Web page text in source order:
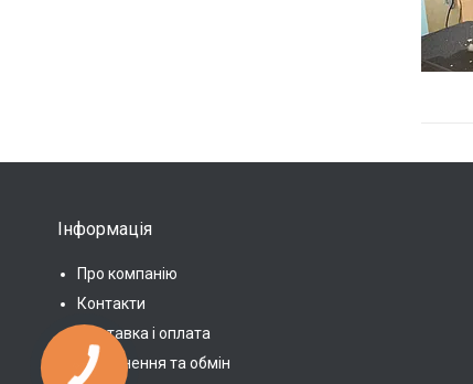
Інформація
Про компанію
Контакти
Доставка і оплата
Повернення та обмін